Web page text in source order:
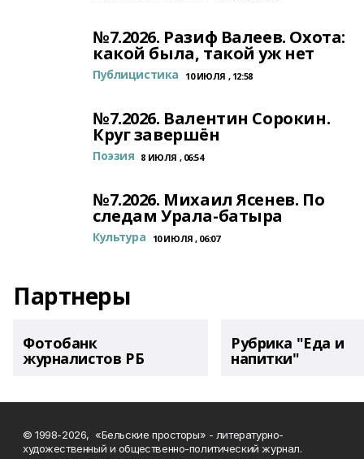
№7.2026. Разиф Валеев. Охота:
какой была, такой уж нет
Публицистика 10 ИЮЛЯ , 12:58
№7.2026. Валентин Сорокин.
Круг завершён
Поэзия 8 ИЮЛЯ , 06:54
№7.2026. Михаил Ясенев. По
следам Урала-батыра
Культура 10 ИЮЛЯ , 06:07
Партнеры
Фотобанк
журналистов РБ
Рубрика "Еда и
напитки"
© 1998-2026, «Бельские просторы» - литературно-
художественный и общественно-политический журнал.